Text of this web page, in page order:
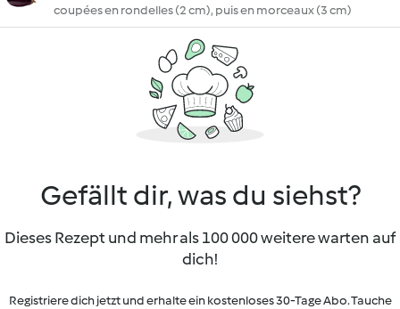
coupées en rondelles (2 cm), puis en morceaux (3 cm)
Gefällt dir, was du siehst?
Dieses Rezept und mehr als 100 000 weitere warten auf
dich!
Registriere dich jetzt und erhalte ein kostenloses 30-Tage Abo. Tauche